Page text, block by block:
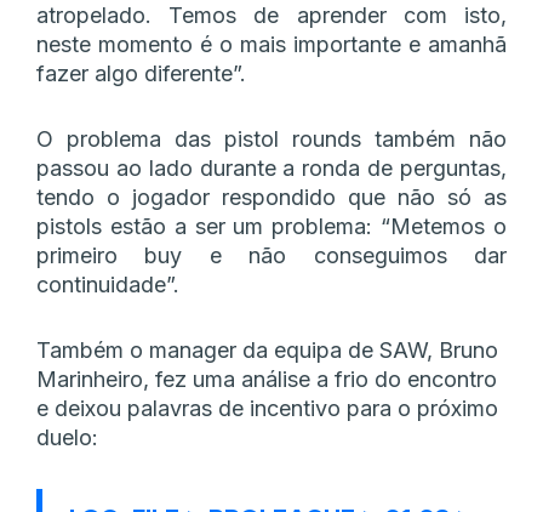
atropelado. Temos de aprender com isto,
neste momento é o mais importante e amanhã
fazer algo diferente”.
O problema das pistol rounds também não
passou ao lado durante a ronda de perguntas,
tendo o jogador respondido que não só as
pistols estão a ser um problema: “Metemos o
primeiro buy e não conseguimos dar
continuidade”.
Também o manager da equipa de SAW, Bruno
Marinheiro, fez uma análise a frio do encontro
e deixou palavras de incentivo para o próximo
duelo: